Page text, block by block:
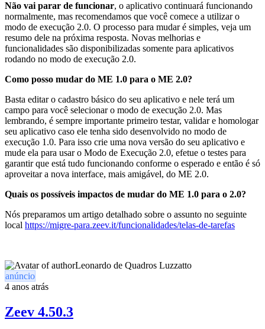
Não vai parar de funcionar, o aplicativo continuará funcionando
normalmente, mas recomendamos que você comece a utilizar o
modo de execução 2.0. O processo para mudar é simples, veja um
resumo dele na próxima resposta. Novas melhorias e
funcionalidades são disponibilizadas somente para aplicativos
rodando no modo de execução 2.0.
Como posso mudar do ME 1.0 para o ME 2.0?
Basta editar o cadastro básico do seu aplicativo e nele terá um
campo para você selecionar o modo de execução 2.0. Mas
lembrando, é sempre importante primeiro testar, validar e homologar
seu aplicativo caso ele tenha sido desenvolvido no modo de
execução 1.0. Para isso crie uma nova versão do seu aplicativo e
mude ela para usar o Modo de Execução 2.0, efetue o testes para
garantir que está tudo funcionando conforme o esperado e então é só
aproveitar a nova interface, mais amigável, do ME 2.0.
Quais os possíveis impactos de mudar do ME 1.0 para o 2.0?
Nós preparamos um artigo detalhado sobre o assunto no seguinte
local https://migre-para.zeev.it/funcionalidades/telas-de-tarefas
Leonardo de Quadros Luzzatto
anúncio
4 anos atrás
Zeev 4.50.3